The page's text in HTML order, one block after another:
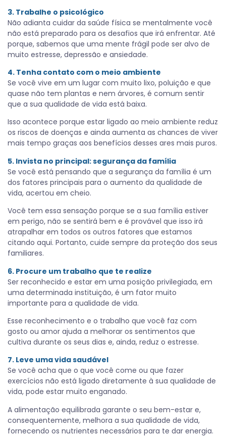
3. Trabalhe o psicológico
Não adianta cuidar da saúde física se mentalmente você
não está preparado para os desafios que irá enfrentar. Até
porque, sabemos que uma mente frágil pode ser alvo de
muito estresse, depressão e ansiedade.
4. Tenha contato com o meio ambiente
Se você vive em um lugar com muito lixo, poluição e que
quase não tem plantas e nem árvores, é comum sentir
que a sua qualidade de vida está baixa.
Isso acontece porque estar ligado ao meio ambiente reduz
os riscos de doenças e ainda aumenta as chances de viver
mais tempo graças aos benefícios desses ares mais puros.
5. Invista no principal: segurança da família
Se você está pensando que a segurança da família é um
dos fatores principais para o aumento da qualidade de
vida, acertou em cheio.
Você tem essa sensação porque se a sua família estiver
em perigo, não se sentirá bem e é provável que isso irá
atrapalhar em todos os outros fatores que estamos
citando aqui. Portanto, cuide sempre da proteção dos seus
familiares.
6. Procure um trabalho que te realize
Ser reconhecido e estar em uma posição privilegiada, em
uma determinada instituição, é um fator muito
importante para a qualidade de vida.
Esse reconhecimento e o trabalho que você faz com
gosto ou amor ajuda a melhorar os sentimentos que
cultiva durante os seus dias e, ainda, reduz o estresse.
7. Leve uma vida saudável
Se você acha que o que você come ou que fazer
exercícios não está ligado diretamente à sua qualidade de
vida, pode estar muito enganado.
A alimentação equilibrada garante o seu bem-estar e,
consequentemente, melhora a sua qualidade de vida,
fornecendo os nutrientes necessários para te dar energia.